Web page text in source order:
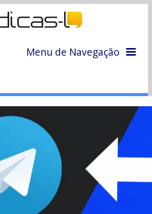
Menu de Navegação
Colunas
Colaboradores